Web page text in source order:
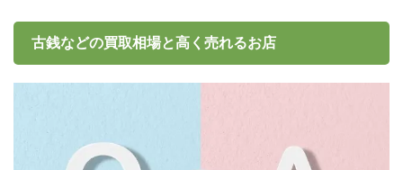
古銭などの買取相場と高く売れるお店